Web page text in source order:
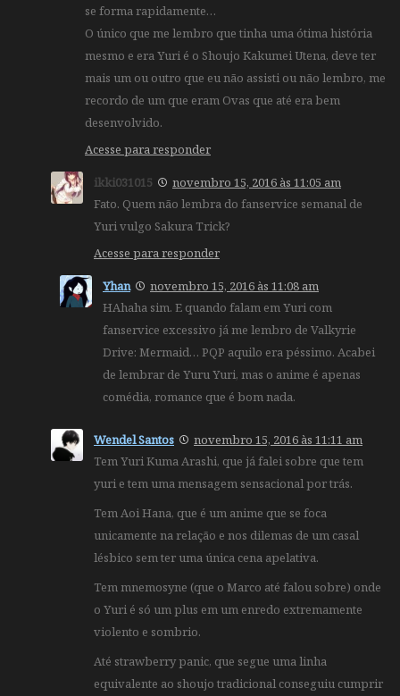
se forma rapidamente…
O único que me lembro que tinha uma ótima história
mesmo e era Yuri é o Shoujo Kakumei Utena, deve ter
mais um ou outro que eu não assisti ou não lembro, me
recordo de um que eram Ovas que até era bem
desenvolvido.
Acesse para responder
ikki031015
novembro 15, 2016 às 11:05 am
Fato. Quem não lembra do fanservice semanal de
Yuri vulgo Sakura Trick?
Acesse para responder
Yhan
novembro 15, 2016 às 11:08 am
HAhaha sim. E quando falam em Yuri com
fanservice excessivo já me lembro de Valkyrie
Drive: Mermaid… PQP aquilo era péssimo. Acabei
de lembrar de Yuru Yuri, mas o anime é apenas
comédia, romance que é bom nada.
Wendel Santos
novembro 15, 2016 às 11:11 am
Tem Yuri Kuma Arashi, que já falei sobre que tem
yuri e tem uma mensagem sensacional por trás.
Tem Aoi Hana, que é um anime que se foca
unicamente na relação e nos dilemas de um casal
lésbico sem ter uma única cena apelativa.
Tem mnemosyne (que o Marco até falou sobre) onde
o Yuri é só um plus em um enredo extremamente
violento e sombrio.
Até strawberry panic, que segue uma linha
equivalente ao shoujo tradicional conseguiu cumprir